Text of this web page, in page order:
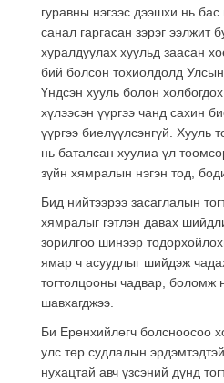
гуравны нэгээс дээшхи нь
санал гаргасан зэрэг ээлжит
хуралдуулах хуульд заасан
бий болсон тохиолдолд
Үндсэн хууль болон
хүлээсэн үүргээ чанд сахин
үүргээ биелүүлсэнгүй. Хууль
нь баталсан хуулиа үл
зүйн хямралын нэгэн тод,
Бид нийтээрээ засаглалын
хямралыг гэтлэн давах
зорилгоо шинээр
ямар ч асуудлыг шийдэж
тогтолцооны чадвар, боломж
шавхагджээ.
Би Ерөнхийлөгч болсноосоо
улс төр судлалын
нухацтай авч үзсэний дүнд